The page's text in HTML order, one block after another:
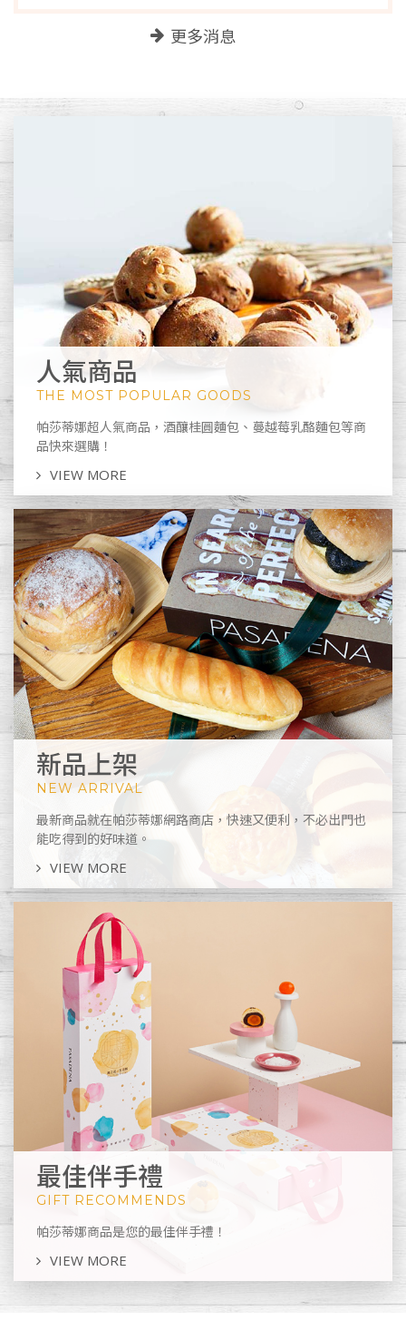
更多消息
人氣商品
THE MOST POPULAR GOODS
帕莎蒂娜超人氣商品，酒釀桂圓麵包、蔓越莓乳酪麵包等商
品快來選購！
VIEW MORE
新品上架
NEW ARRIVAL
最新商品就在帕莎蒂娜網路商店，快速又便利，不必出門也
能吃得到的好味道。
VIEW MORE
最佳伴手禮
GIFT RECOMMENDS
帕莎蒂娜商品是您的最佳伴手禮！
VIEW MORE